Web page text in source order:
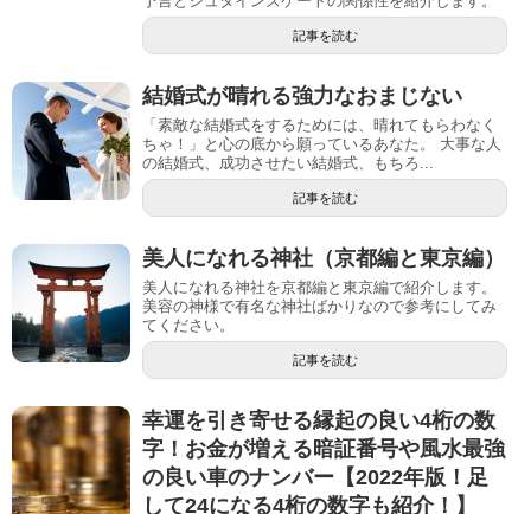
記事を読む
結婚式が晴れる強力なおまじない
「素敵な結婚式をするためには、晴れてもらわなく
ちゃ！」と心の底から願っているあなた。 大事な人
の結婚式、成功させたい結婚式、もちろ...
記事を読む
美人になれる神社（京都編と東京編）
美人になれる神社を京都編と東京編で紹介します。
美容の神様で有名な神社ばかりなので参考にしてみ
てください。
記事を読む
幸運を引き寄せる縁起の良い4桁の数
字！お金が増える暗証番号や風水最強
の良い車のナンバー【2022年版！足
して24になる4桁の数字も紹介！】